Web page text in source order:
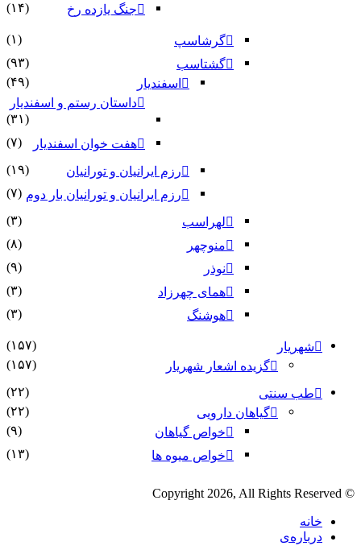
جنگ یازده رخ
(۱۴)
گرشاسپ
(۱)
گشتاسب
(۹۳)
اسفندیار
(۴۹)
داستان رستم و اسفندیار
(۳۱)
هفت خوان اسفندیار
(۷)
رزم ایرانیان و تورانیان
(۱۹)
رزم ایرانیان و تورانیان بار دوم (۷)
لهراسب
(۳)
منوچهر
(۸)
نوذر
(۹)
هماى چهرزاد
(۳)
هوشنگ
(۳)
شهریار
(۱۵۷)
گزیده اشعار شهریار
(۱۵۷)
طب سنتی
(۲۲)
گیاهان دارویی
(۲۲)
خواص گیاهان
(۹)
خواص میوه ها
(۱۳)
© Copyright 2026, All Rights Reserved
خانه
درباره‌ی